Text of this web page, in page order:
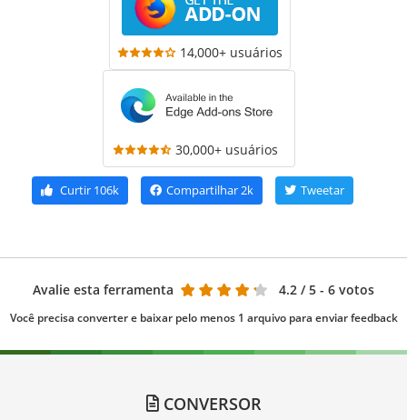
14,000+ usuários
30,000+ usuários
Curtir 106k Compartilhar2k Tweetar
Avalie esta ferramenta 4.2 / 5 - 6 votos
Você precisa converter e baixar pelo menos 1 arquivo para enviar feedback
CONVERSOR